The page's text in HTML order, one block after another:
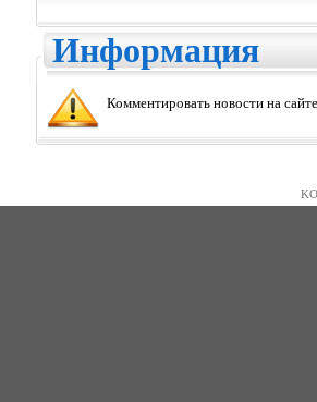
Информация
Комментировать новости на